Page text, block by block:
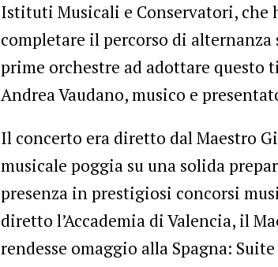
Istituti Musicali e Conservatori, che
completare il percorso di
prime orchestre ad adottare questo
Andrea Vaudano, musico e
Il concerto era diretto dal Maestro
musicale poggia su una solida
presenza in prestigiosi concorsi
diretto l’Accademia di Valencia, il
rendesse omaggio alla Spagna: